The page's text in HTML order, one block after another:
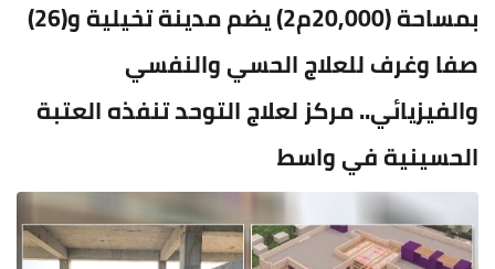
بمساحة (20,000م2) يضم مدينة تخيلية و(26)
صفا وغرف للعلاج الحسي والنفسي
والفيزيائي.. مركز لعلاج التوحد تنفذه العتبة
الحسينية في واسط